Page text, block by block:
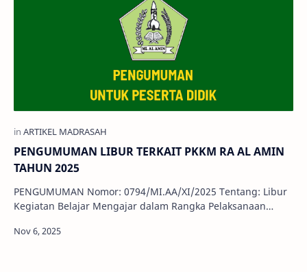
PENGUMUMAN LIBUR TERKAIT PKKM RA AL AMIN
TAHUN 2025
PENGUMUMAN Nomor: 0794/MI.AA/XI/2025 Tentang: Libur
Kegiatan Belajar Mengajar dalam Rangka Pelaksanaan